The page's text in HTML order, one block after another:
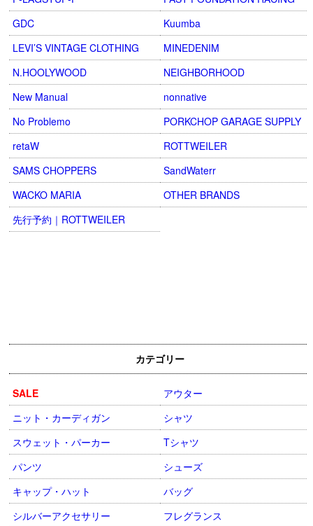
GDC
Kuumba
LEVI’S VINTAGE CLOTHING
MINEDENIM
N.HOOLYWOOD
NEIGHBORHOOD
New Manual
nonnative
No Problemo
PORKCHOP GARAGE SUPPLY
retaW
ROTTWEILER
SAMS CHOPPERS
SandWaterr
WACKO MARIA
OTHER BRANDS
先行予約｜ROTTWEILER
カテゴリー
SALE
アウター
ニット・カーディガン
シャツ
スウェット・パーカー
Tシャツ
パンツ
シューズ
キャップ・ハット
バッグ
シルバーアクセサリー
フレグランス